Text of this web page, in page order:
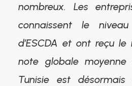
nombreux. Les
connaissent le
d’ESCDA et ont reçu
note globale
Tunisie est